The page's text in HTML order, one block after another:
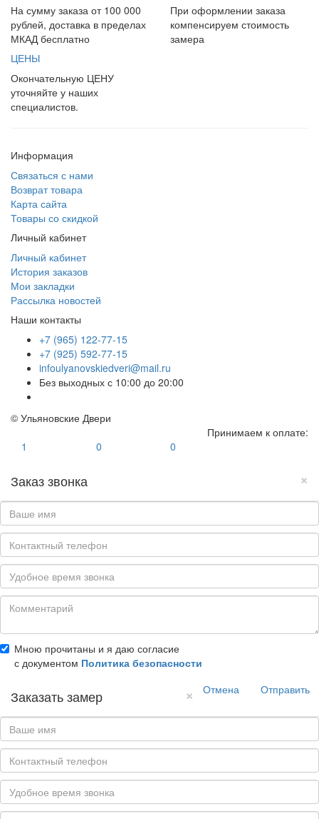
На сумму заказа от 100 000
рублей, доставка в пределах
МКАД бесплатно
При оформлении заказа
компенсируем стоимость
замера
ЦЕНЫ
Окончательную ЦЕНУ
уточняйте у наших
специалистов.
Информация
Связаться с нами
Возврат товара
Карта сайта
Товары со скидкой
Личный кабинет
Личный кабинет
История заказов
Мои закладки
Рассылка новостей
Наши контакты
+7 (965) 122-77-15
+7 (925) 592-77-15
infoulyanovskiedveri@mail.ru
Без выходных с 10:00 до 20:00
© Ульяновские Двери
Принимаем к оплате:
1
0 0
×
Заказ звонка
Мною прочитаны и я даю согласие
с документом Политика безопасности
Отмена
Отправить
×
Заказать замер